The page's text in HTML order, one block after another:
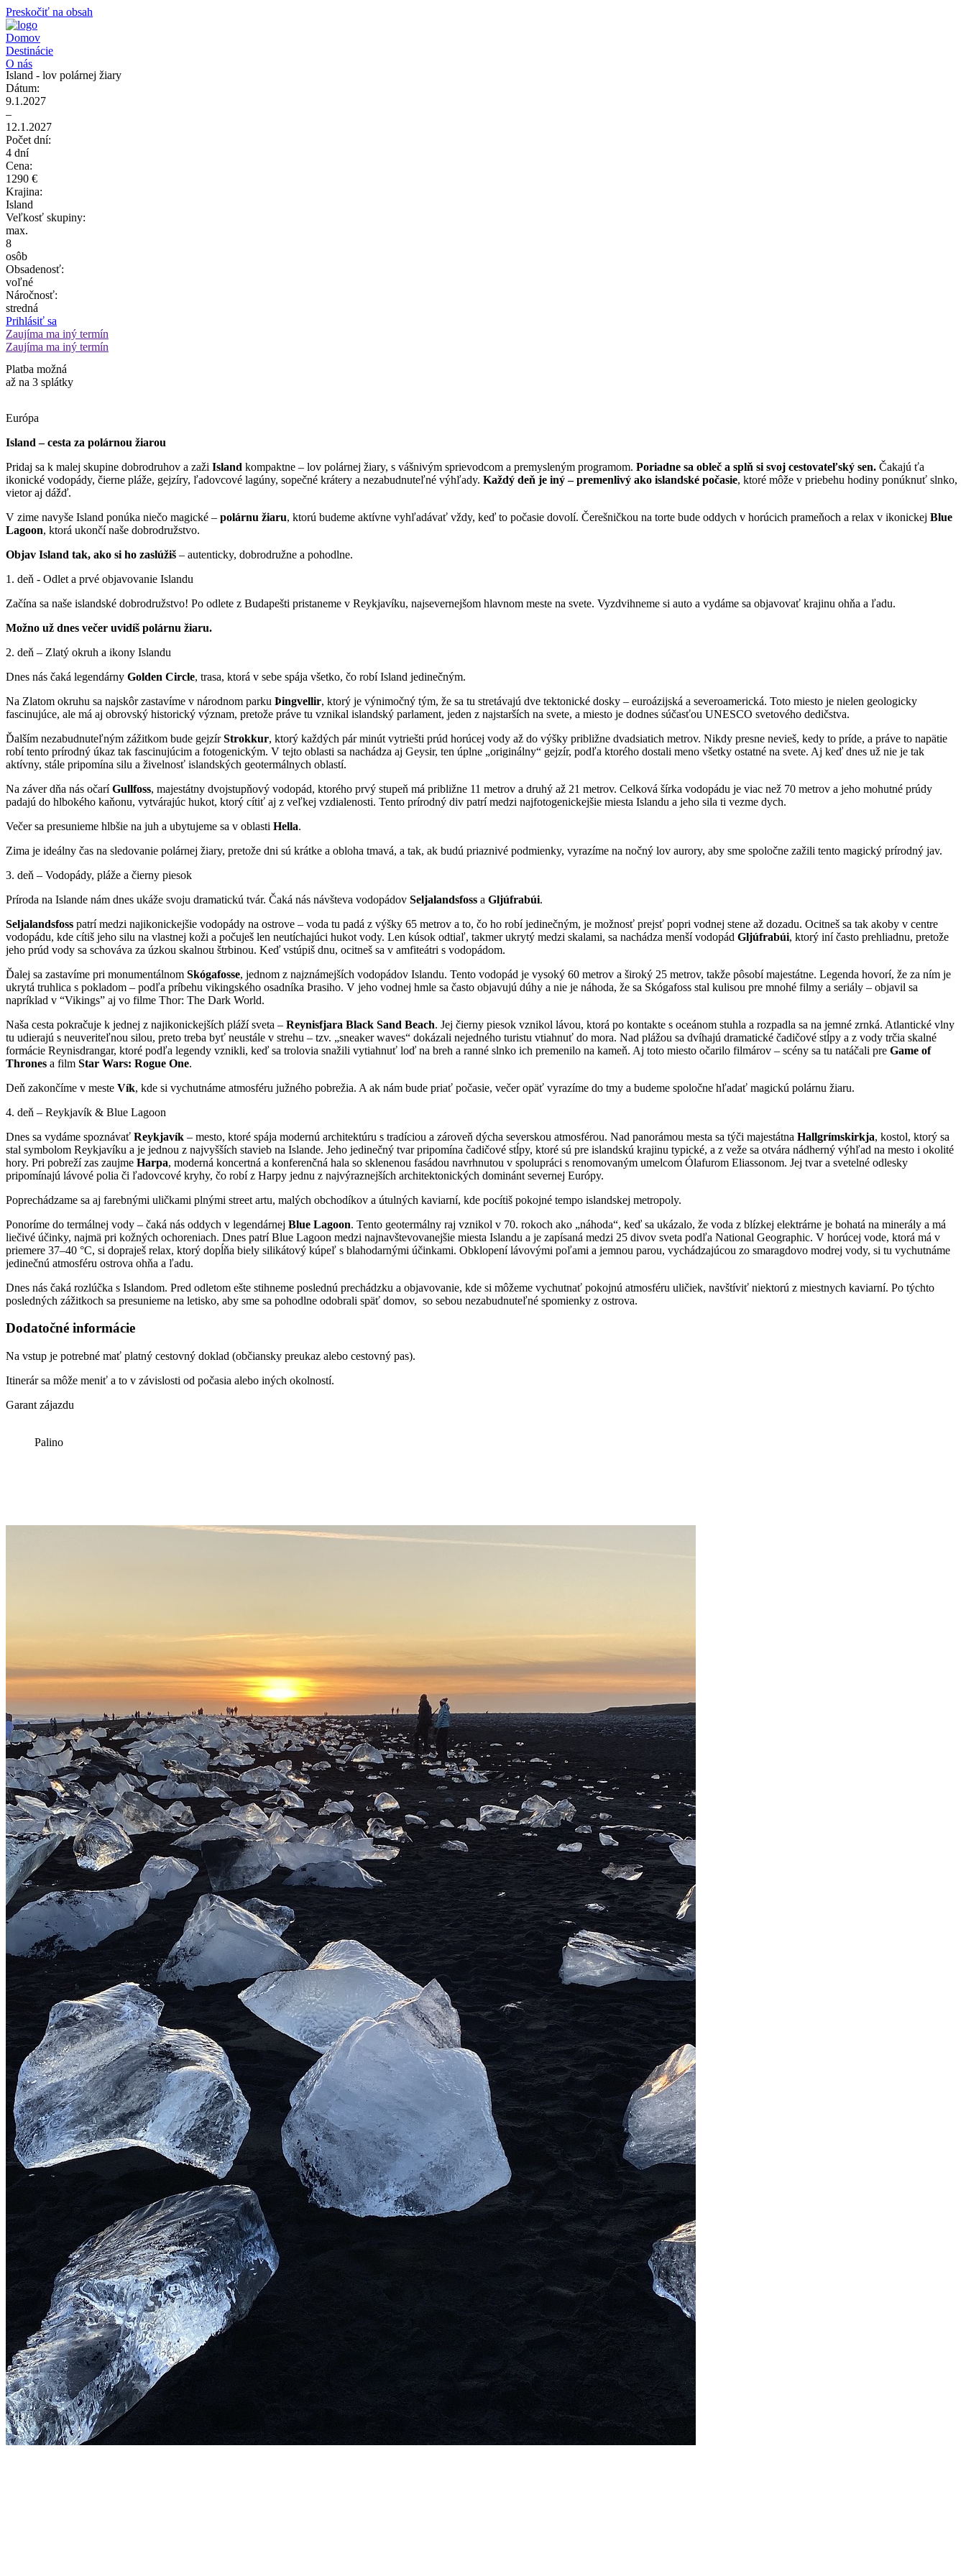
Preskočiť na obsah
Domov
Destinácie
O nás
Island - lov polárnej žiary
Dátum:
9.1.2027
–
12.1.2027
Počet dní:
4 dní
Cena:
1290 €
Krajina:
Island
Veľkosť skupiny:
max.
8
osôb
Obsadenosť:
voľné
Náročnosť:
stredná
Prihlásiť sa
Zaujíma ma iný termín
Zaujíma ma iný termín
Platba možná
až na 3 splátky
Európa
Island – cesta za polárnou žiarou
Pridaj sa k malej skupine dobrodruhov a zaži Island kompaktne – lov polárnej žiary, s vášnivým sprievodcom a premysleným programom. Poriadne sa obleč a splň si svoj cestovateľský sen. Čakajú ťa
ikonické vodopády, čierne pláže, gejzíry, ľadovcové lagúny, sopečné krátery a nezabudnuteľné výhľady. Každý deň je iný – premenlivý ako islandské počasie, ktoré môže v priebehu hodiny ponúknuť slnko,
vietor aj dážď.
V zime navyše Island ponúka niečo magické – polárnu žiaru, ktorú budeme aktívne vyhľadávať vždy, keď to počasie dovolí. Čerešničkou na torte bude oddych v horúcich prameňoch a relax v ikonickej Blue
Lagoon, ktorá ukončí naše dobrodružstvo.
Objav Island tak, ako si ho zaslúžiš – autenticky, dobrodružne a pohodlne.
1. deň - Odlet a prvé objavovanie Islandu
Začína sa naše islandské dobrodružstvo! Po odlete z Budapešti pristaneme v Reykjavíku, najsevernejšom hlavnom meste na svete. Vyzdvihneme si auto a vydáme sa objavovať krajinu ohňa a ľadu.
Možno už dnes večer uvidíš polárnu žiaru.
2. deň – Zlatý okruh a ikony Islandu
Dnes nás čaká legendárny Golden Circle, trasa, ktorá v sebe spája všetko, čo robí Island jedinečným.
Na Zlatom okruhu sa najskôr zastavíme v národnom parku Þingvellir, ktorý je výnimočný tým, že sa tu stretávajú dve tektonické dosky – euroázijská a severoamerická. Toto miesto je nielen geologicky
fascinujúce, ale má aj obrovský historický význam, pretože práve tu vznikal islandský parlament, jeden z najstarších na svete, a miesto je dodnes súčasťou UNESCO svetového dedičstva.
Ďalším nezabudnuteľným zážitkom bude gejzírStrokkur, ktorý každých pár minút vytriešti prúd horúcej vody až do výšky približne dvadsiatich metrov. Nikdy presne nevieš, kedy to príde, a práve to napätie
robí tento prírodný úkaz tak fascinujúcim a fotogenickým. V tejto oblasti sa nachádza aj Geysir, ten úplne „originálny“ gejzír, podľa ktorého dostali meno všetky ostatné na svete. Aj keď dnes už nie je tak
aktívny, stále pripomína silu a živelnosť islandských geotermálnych oblastí.
Na záver dňa nás očaríGullfoss, majestátny dvojstupňový vodopád, ktorého prvý stupeň má približne 11 metrov a druhý až 21 metrov. Celková šírka vodopádu je viac než 70 metrov a jeho mohutné prúdy
padajú do hlbokého kaňonu, vytvárajúc hukot, ktorý cítiť aj z veľkej vzdialenosti. Tento prírodný div patrí medzi najfotogenickejšie miesta Islandu a jeho sila ti vezme dych.
Večer sa presunieme hlbšie na juh a ubytujeme sa v oblasti Hella.
Zima je ideálny čas na sledovanie polárnej žiary, pretože dni sú krátke a obloha tmavá, a tak, ak budú priaznivé podmienky, vyrazíme na nočný lov aurory, aby sme spoločne zažili tento magický prírodný jav.
3. deň – Vodopády, pláže a čierny piesok
Príroda na Islande nám dnes ukáže svoju dramatickú tvár. Čaká nás návšteva vodopádov Seljalandsfoss a Gljúfrabúi.
Seljalandsfoss patrí medzi najikonickejšie vodopády na ostrove – voda tu padá z výšky 65 metrov a to, čo ho robí jedinečným, je možnosť prejsť popri vodnej stene až dozadu. Ocitneš sa tak akoby v centre
vodopádu, kde cítiš jeho silu na vlastnej koži a počuješ len neutíchajúci hukot vody. Len kúsok odtiaľ, takmer ukrytý medzi skalami, sa nachádza menší vodopád Gljúfrabúi, ktorý iní často prehliadnu, pretože
jeho prúd vody sa schováva za úzkou skalnou štrbinou. Keď vstúpiš dnu, ocitneš sa v amfiteátri s vodopádom.
Ďalej sa zastavíme pri monumentálnom Skógafosse, jednom z najznámejších vodopádov Islandu. Tento vodopád je vysoký 60 metrov a široký 25 metrov, takže pôsobí majestátne. Legenda hovorí, že za ním je
ukrytá truhlica s pokladom – podľa príbehu vikingského osadníka Þrasiho. V jeho vodnej hmle sa často objavujú dúhy a nie je náhoda, že sa Skógafoss stal kulisou pre mnohé filmy a seriály – objavil sa
napríklad v “Vikings” aj vo filme Thor: The Dark World.
Naša cesta pokračuje k jednej z najikonickejších pláží sveta – Reynisfjara Black Sand Beach. Jej čierny piesok vznikol lávou, ktorá po kontakte s oceánom stuhla a rozpadla sa na jemné zrnká. Atlantické vlny
tu udierajú s neuveriteľnou silou, preto treba byť neustále v strehu – tzv. „sneaker waves“ dokázali nejedného turistu vtiahnuť do mora. Nad plážou sa dvíhajú dramatické čadičové stĺpy a z vody trčia skalné
formácie Reynisdrangar, ktoré podľa legendy vznikli, keď sa trolovia snažili vytiahnuť loď na breh a ranné slnko ich premenilo na kameň. Aj toto miesto očarilo filmárov – scény sa tu natáčali pre Game of
Thrones a film Star Wars: Rogue One.
Deň zakončíme v meste Vík, kde si vychutnáme atmosféru južného pobrežia. A ak nám bude priať počasie, večer opäť vyrazíme do tmy a budeme spoločne hľadať magickú polárnu žiaru.
4. deň – Reykjavík & Blue Lagoon
Dnes sa vydáme spoznávať Reykjavík – mesto, ktoré spája modernú architektúru s tradíciou a zároveň dýcha severskou atmosférou. Nad panorámou mesta sa týči majestátna Hallgrímskirkja, kostol, ktorý sa
stal symbolom Reykjavíku a je jednou z najvyšších stavieb na Islande. Jeho jedinečný tvar pripomína čadičové stĺpy, ktoré sú pre islandskú krajinu typické, a z veže sa otvára nádherný výhľad na mesto i okolité
hory. Pri pobreží zas zaujme Harpa, moderná koncertná a konferenčná hala so sklenenou fasádou navrhnutou v spolupráci s renomovaným umelcom Ólafurom Eliassonom. Jej tvar a svetelné odlesky
pripomínajú lávové polia či ľadovcové kryhy, čo robí z Harpy jednu z najvýraznejších architektonických dominánt severnej Európy.
Poprechádzame sa aj farebnými uličkami plnými street artu, malých obchodíkov a útulných kaviarní, kde pocítiš pokojné tempo islandskej metropoly.
Ponoríme do termálnej vody – čaká nás oddych v legendárnej Blue Lagoon. Tento geotermálny raj vznikol v 70. rokoch ako „náhoda“, keď sa ukázalo, že voda z blízkej elektrárne je bohatá na minerály a má
liečivé účinky, najmä pri kožných ochoreniach. Dnes patrí Blue Lagoon medzi najnavštevovanejšie miesta Islandu a je zapísaná medzi 25 divov sveta podľa National Geographic. V horúcej vode, ktorá má v
priemere 37–40 °C, si dopraješ relax, ktorý dopĺňa biely silikátový kúpeľ s blahodarnými účinkami. Obklopení lávovými poľami a jemnou parou, vychádzajúcou zo smaragdovo modrej vody, si tu vychutnáme
jedinečnú atmosféru ostrova ohňa a ľadu.
Dnes nás čaká rozlúčka s Islandom. Pred odletom ešte stihneme poslednú prechádzku a objavovanie, kde si môžeme vychutnať pokojnú atmosféru uličiek, navštíviť niektorú z miestnych kaviarní. Po týchto
posledných zážitkoch sa presunieme na letisko, aby sme sa pohodlne odobrali späť domov, so sebou nezabudnuteľné spomienky z ostrova.
Dodatočné informácie
Na vstup je potrebné mať platný cestovný doklad (občiansky preukaz alebo cestovný pas).
Itinerár sa môže meniť a to v závislosti od počasia alebo iných okolností.
Garant zájazdu
Palino